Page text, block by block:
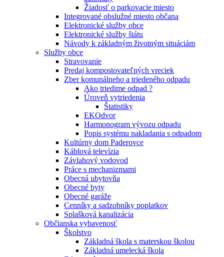
Žiadosť o parkovacie miesto
Integrované obslužné miesto občana
Elektronické služby obce
Elektronické služby štátu
Návody k základným životným situáciám
Služby obce
Stravovanie
Predaj kompostovateľných vreciek
Zber komunálneho a triedeného odpadu
Ako triedime odpad ?
Úroveň vytriedenia
Štatistiky
EKOdvor
Harmonogram vývozu odpadu
Popis systému nakladania s odpadom
Kultúrny dom Paderovce
Káblová televízia
Závlahový vodovod
Práce s mechanizmami
Obecná ubytovňa
Obecné byty
Obecné garáže
Cenníky a sadzobníky poplatkov
Splašková kanalizácia
Občianska vybavenosť
Školstvo
Základná škola s materskou školou
Základná umelecká škola